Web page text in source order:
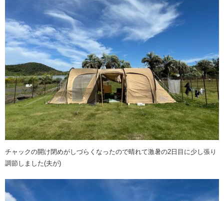
チャックの開け閉めがしづらくなったので晴れて激暑の2日目に少し張り
調節しました(夫が)